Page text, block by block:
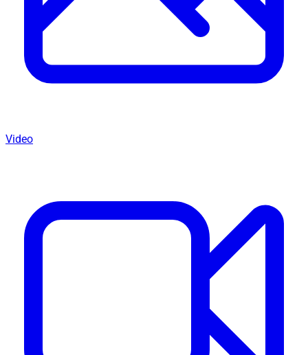
Video